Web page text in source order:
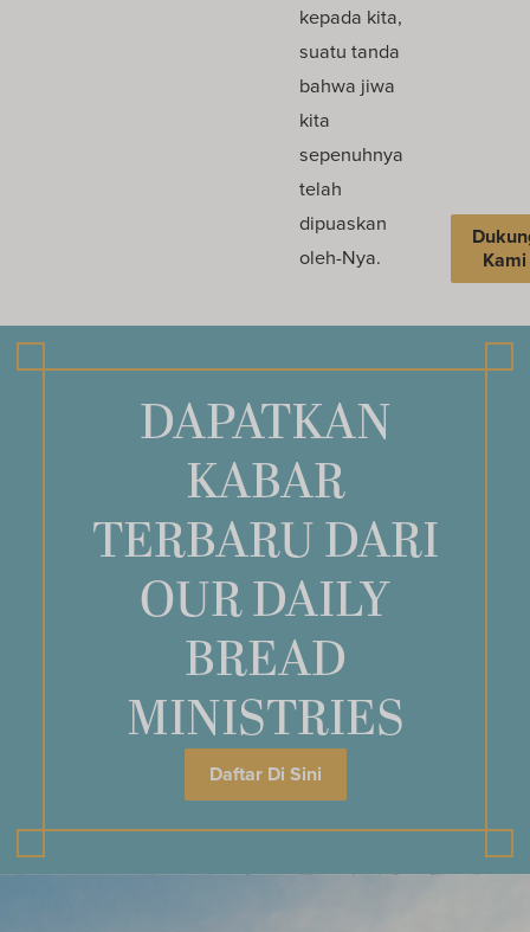
kepada kita,
suatu tanda
bahwa jiwa
kita
sepenuhnya
telah
dipuaskan
oleh-Nya.
Kami
DAPATKAN
KABAR
TERBARU DARI
OUR DAILY
BREAD
MINISTRIES
Daftar Di Sini